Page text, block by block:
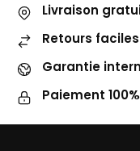
Livraison
Retours
Garantie
Paiement